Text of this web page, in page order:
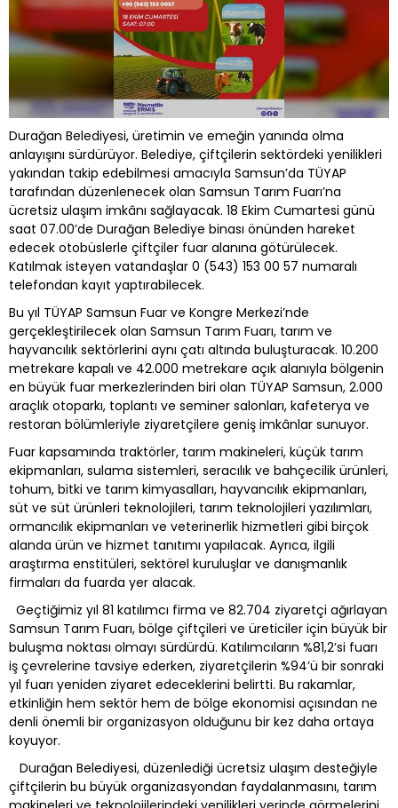
Durağan Belediyesi, üretimin ve emeğin yanında olma
anlayışını sürdürüyor. Belediye, çiftçilerin sektördeki yenilikleri
yakından takip edebilmesi amacıyla Samsun’da TÜYAP
tarafından düzenlenecek olan Samsun Tarım Fuarı’na
ücretsiz ulaşım imkânı sağlayacak. 18 Ekim Cumartesi günü
saat 07.00’de Durağan Belediye binası önünden hareket
edecek otobüslerle çiftçiler fuar alanına götürülecek.
Katılmak isteyen vatandaşlar 0 (543) 153 00 57 numaralı
telefondan kayıt yaptırabilecek.
Bu yıl TÜYAP Samsun Fuar ve Kongre Merkezi’nde
gerçekleştirilecek olan Samsun Tarım Fuarı, tarım ve
hayvancılık sektörlerini aynı çatı altında buluşturacak. 10.200
metrekare kapalı ve 42.000 metrekare açık alanıyla bölgenin
en büyük fuar merkezlerinden biri olan TÜYAP Samsun, 2.000
araçlık otoparkı, toplantı ve seminer salonları, kafeterya ve
restoran bölümleriyle ziyaretçilere geniş imkânlar sunuyor.
Fuar kapsamında traktörler, tarım makineleri, küçük tarım
ekipmanları, sulama sistemleri, seracılık ve bahçecilik ürünleri,
tohum, bitki ve tarım kimyasalları, hayvancılık ekipmanları,
süt ve süt ürünleri teknolojileri, tarım teknolojileri yazılımları,
ormancılık ekipmanları ve veterinerlik hizmetleri gibi birçok
alanda ürün ve hizmet tanıtımı yapılacak. Ayrıca, ilgili
araştırma enstitüleri, sektörel kuruluşlar ve danışmanlık
firmaları da fuarda yer alacak.
Geçtiğimiz yıl 81 katılımcı firma ve 82.704 ziyaretçi ağırlayan
Samsun Tarım Fuarı, bölge çiftçileri ve üreticiler için büyük bir
buluşma noktası olmayı sürdürdü. Katılımcıların %81,2’si fuarı
iş çevrelerine tavsiye ederken, ziyaretçilerin %94’ü bir sonraki
yıl fuarı yeniden ziyaret edeceklerini belirtti. Bu rakamlar,
etkinliğin hem sektör hem de bölge ekonomisi açısından ne
denli önemli bir organizasyon olduğunu bir kez daha ortaya
koyuyor.
Durağan Belediyesi, düzenlediği ücretsiz ulaşım desteğiyle
çiftçilerin bu büyük organizasyondan faydalanmasını, tarım